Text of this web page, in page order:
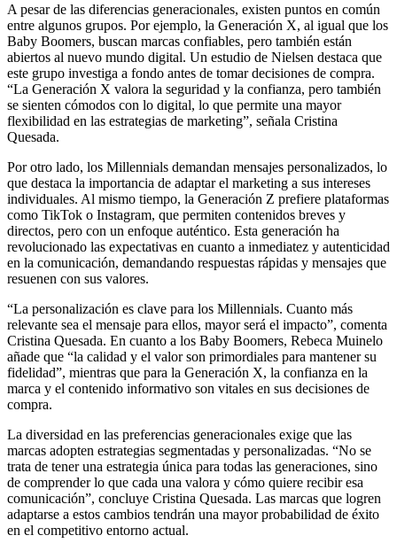
A pesar de las diferencias generacionales, existen puntos en común
entre algunos grupos. Por ejemplo, la Generación X, al igual que los
Baby Boomers, buscan marcas confiables, pero también están
abiertos al nuevo mundo digital. Un estudio de Nielsen destaca que
este grupo investiga a fondo antes de tomar decisiones de compra.
“La Generación X valora la seguridad y la confianza, pero también
se sienten cómodos con lo digital, lo que permite una mayor
flexibilidad en las estrategias de marketing”, señala Cristina
Quesada.
Por otro lado, los Millennials demandan mensajes personalizados, lo
que destaca la importancia de adaptar el marketing a sus intereses
individuales. Al mismo tiempo, la Generación Z prefiere plataformas
como TikTok o Instagram, que permiten contenidos breves y
directos, pero con un enfoque auténtico. Esta generación ha
revolucionado las expectativas en cuanto a inmediatez y autenticidad
en la comunicación, demandando respuestas rápidas y mensajes que
resuenen con sus valores.
“La personalización es clave para los Millennials. Cuanto más
relevante sea el mensaje para ellos, mayor será el impacto”, comenta
Cristina Quesada. En cuanto a los Baby Boomers, Rebeca Muinelo
añade que “la calidad y el valor son primordiales para mantener su
fidelidad”, mientras que para la Generación X, la confianza en la
marca y el contenido informativo son vitales en sus decisiones de
compra.
La diversidad en las preferencias generacionales exige que las
marcas adopten estrategias segmentadas y personalizadas. “No se
trata de tener una estrategia única para todas las generaciones, sino
de comprender lo que cada una valora y cómo quiere recibir esa
comunicación”, concluye Cristina Quesada. Las marcas que logren
adaptarse a estos cambios tendrán una mayor probabilidad de éxito
en el competitivo entorno actual.